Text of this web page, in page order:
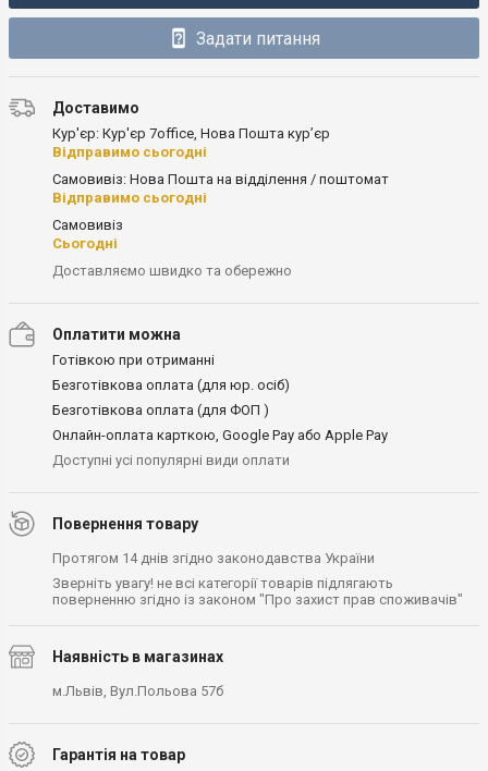
Задати питання
Доставимо
Кур'єр: Кур'єр 7office, Нова Пошта кур’єр
Відправимо сьогодні
Самовивіз: Нова Пошта на відділення / поштомат
Відправимо сьогодні
Самовивіз
Сьогодні
Доставляємо швидко та обережно
Оплатити можна
Готівкою при отриманні
Безготівкова оплата (для юр. осіб)
Безготівкова оплата (для ФОП )
Онлайн-оплата карткою, Google Pay або Apple Pay
Доступні усі популярні види оплати
Повернення товару
Протягом 14 днів згідно законодавства України
Зверніть увагу! не всі категорії товарів підлягають
поверненню згідно із законом "Про захист прав споживачів"
Наявність в магазинах
м.Львів, Вул.Польова 57б
Гарантія на товар